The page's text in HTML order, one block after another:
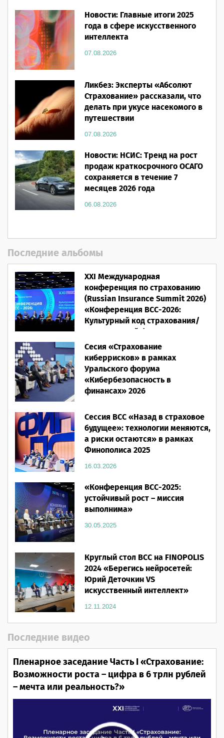
Новости: Главные итоги 2025
года в сфере искусственного
интеллекта
07.08.2026
Ликбез: Эксперты «Абсолют
Страхование» рассказали, что
делать при укусе насекомого в
путешествии
07.08.2026
Новости: НСИС: Тренд на рост
продаж краткосрочного ОСАГО
сохраняется в течение 7
месяцев 2026 года
06.08.2026
Последние альбомы
XXI Международная
конференция по страхованию
(Russian Insurance Summit 2026)
«Конференция ВСС-2026:
Культурный код страхования/
Человеческий фактор»
28.05.2026
Сесия «Страхование
киберрисков» в рамках
Уральского форума
«Кибербезопасность в
финансах» 2026
Сессия ВСС «Назад в страховое
будущее»: технологии меняются,
а риски остаются» в рамках
Финополиса 2025
16.03.2026
«Конференция ВСС-2025:
устойчивый рост – миссия
выполнима»
30.05.2025
Круглый стол ВСС на FINOPOLIS
2024 «Берегись нейросетей:
Юрий Деточкин VS
искусственный интеллект»
12.11.2024
Последние видео
Пленарное заседание Часть I «Страхование:
Возможности роста – цифра в 6 трлн рублей
– мечта или реальность?»